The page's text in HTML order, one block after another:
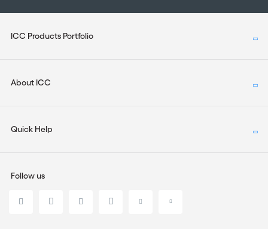
ICC Products Portfolio
About ICC
Quick Help
Follow us